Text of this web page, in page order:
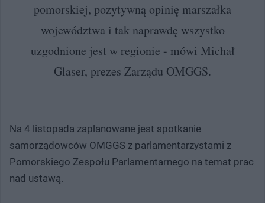
pomorskiej, pozytywną opinię marszałka
województwa i tak naprawdę wszystko
uzgodnione jest w regionie - mówi Michał
Glaser, prezes Zarządu OMGGS.
Na 4 listopada zaplanowane jest spotkanie
samorządowców OMGGS z parlamentarzystami z
Pomorskiego Zespołu Parlamentarnego na temat prac
nad ustawą.